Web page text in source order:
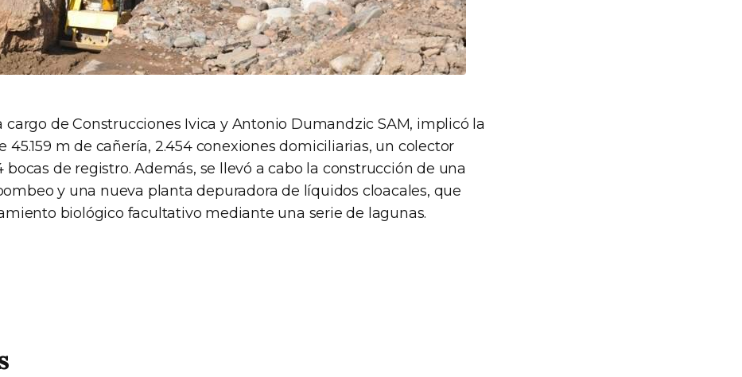
cargo de Construcciones Ivica y Antonio Dumandzic SAM, implicó la
45.159 m de cañería, 2.454 conexiones domiciliarias, un colector
bocas de registro. Además, se llevó a cabo la construcción de una
y una nueva planta depuradora de líquidos cloacales, que
biológico facultativo mediante una serie de lagunas.